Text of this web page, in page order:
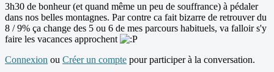
3h30 de bonheur (et quand même un peu de souffrance) à pédaler
dans nos belles montagnes. Par contre ca fait bizarre de retrouver du
8 / 9% ça change des 5 ou 6 de mes parcours habituels, va falloir s'y
faire les vacances approchent
Connexion ou Créer un compte pour participer à la conversation.